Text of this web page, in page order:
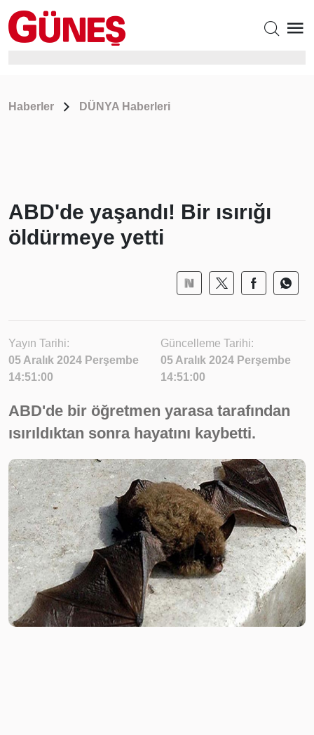
Haberler DÜNYA Haberleri
ABD'de yaşandı! Bir ısırığı
öldürmeye yetti
Yayın Tarihi:
05 Aralık 2024 Perşembe
14:51:00
Güncelleme Tarihi:
05 Aralık 2024 Perşembe
14:51:00
ABD'de bir öğretmen yarasa tarafından
ısırıldıktan sonra hayatını kaybetti.